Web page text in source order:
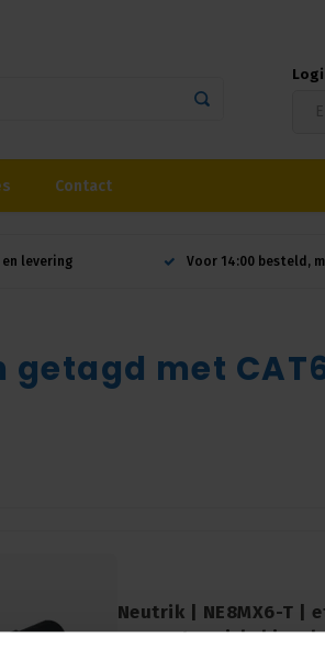
Contact
levering Voor 14:00 besteld,
getagd met
Neutrik | NE8MX6-T |
connector nickel